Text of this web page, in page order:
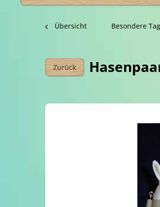
Übersicht Besondere
Zurück